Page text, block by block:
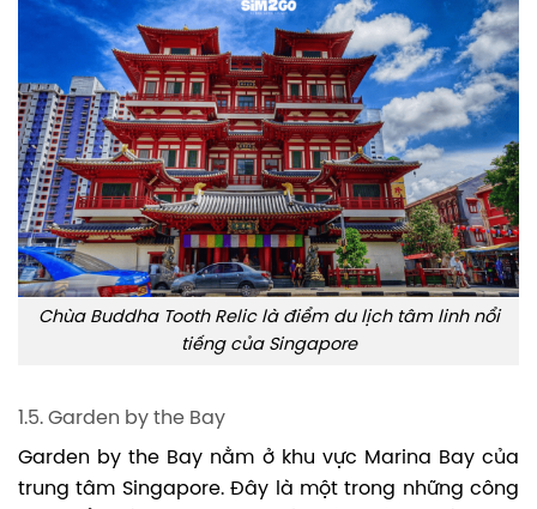
Chùa Buddha Tooth Relic là điểm du lịch tâm linh nổi
tiếng của Singapore
1.5. Garden by the Bay
Garden by the Bay nằm ở khu vực Marina Bay của
trung tâm Singapore. Đây là một trong những công